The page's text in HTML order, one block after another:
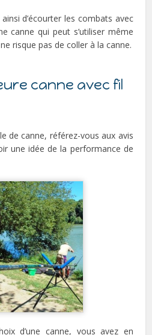
d’écourter les combats avec
canne qui peut s’utiliser même
risque pas de coller à la canne.
canne avec fil
de canne, référez-vous aux avis
une idée de la performance de
d’une canne, vous avez en